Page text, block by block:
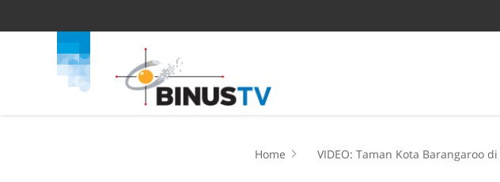
Home VIDEO: Taman Kota Barangaroo